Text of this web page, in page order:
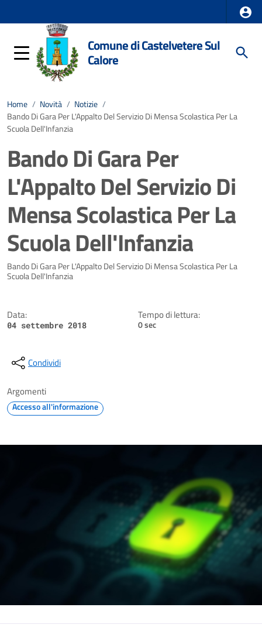
Comune di Castelvetere Sul
Calore
Home / Novità / Notizie /
Bando Di Gara Per L'Appalto Del Servizio Di Mensa Scolastica Per La
Scuola Dell'Infanzia
Bando Di Gara Per
L'Appalto Del Servizio Di
Mensa Scolastica Per La
Scuola Dell'Infanzia
Dettagli della notizia
Bando Di Gara Per L'Appalto Del Servizio Di Mensa Scolastica Per La
Scuola Dell'Infanzia
Data:
04 settembre 2018
Tempo di lettura:
0 sec
Condividi
Argomenti
Accesso all'informazione